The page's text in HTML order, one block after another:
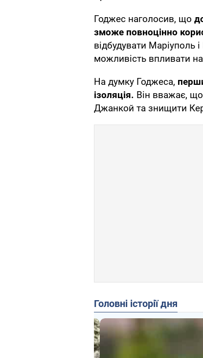
Годжес наголосив, що
зможе повноцінно
відбудувати Маріуполь
можливість впливати
На думку Годжеса,
ізоляція. Він вважає,
Джанкой та знищити
Головні історії дня